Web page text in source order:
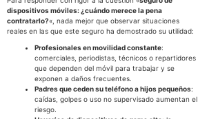
dispositivos móviles: ¿cuándo merece la pena
contratarlo?«, nada mejor que observar situaciones
reales en las que este seguro ha demostrado su utilidad:
Profesionales en movilidad constante:
comerciales, periodistas, técnicos o repartidores
que dependen del móvil para trabajar y se
exponen a daños frecuentes.
Padres que ceden su teléfono a hijos pequeños:
caídas, golpes o uso no supervisado aumentan el
riesgo.